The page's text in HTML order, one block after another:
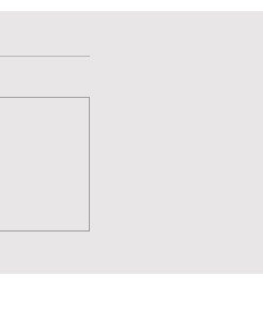
Volpone: qualità, corsa
centrocampo della